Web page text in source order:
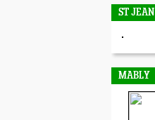
ST
MABLY